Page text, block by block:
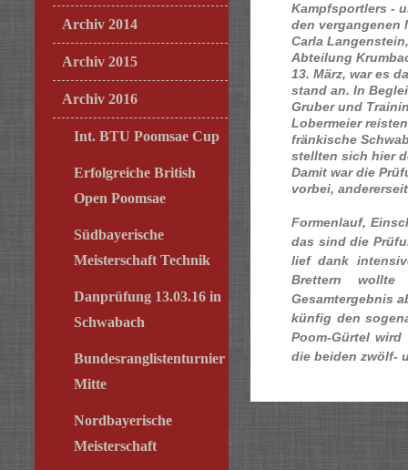
Kampfsportlers -
den vergangenen
Carla
Abteilung
13. März, war es
stand an. In
Gruber und
Lobermeier
fränkische
stellten sich hier
Damit war die
vorbei,
Formenlauf,
das sind die
lief dank
Brettern
Gesamtergebnis
künfig den
Poom-Gürtel
die beiden zwölf-
Archiv 2014
Archiv 2015
Archiv 2016
Int. BTU Poomsae Cup
Erfolgreiche British
Open Poomsae
Südbayerische
Meisterschaft Technik
Danprüfung 13.03.16 in
Schwabach
Bundesranglistenturnier
Mitte
Nordbayerische
Meisterschaft